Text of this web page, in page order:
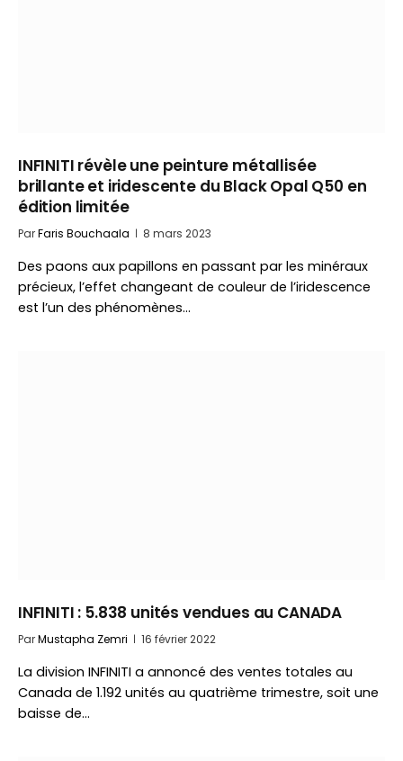
INFINITI révèle une peinture métallisée
brillante et iridescente du Black Opal Q50 en
édition limitée
ParFaris Bouchaala 8 mars 2023
Des paons aux papillons en passant par les minéraux
précieux, l’effet changeant de couleur de l’iridescence
est l’un des phénomènes…
INFINITI : 5.838 unités vendues au CANADA
ParMustapha Zemri 16 février 2022
La division INFINITI a annoncé des ventes totales au
Canada de 1.192 unités au quatrième trimestre, soit une
baisse de…